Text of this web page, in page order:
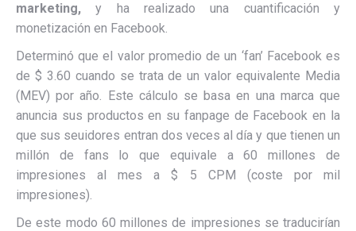
marketing, y ha realizado una cuantificación y
monetización en Facebook.
Determinó que el valor promedio de un ‘fan’ Facebook es
de $ 3.60 cuando se trata de un valor equivalente Media
(MEV) por año. Este cálculo se basa en una marca que
anuncia sus productos en su fanpage de Facebook en la
que sus seuidores entran dos veces al día y que tienen un
millón de fans lo que equivale a 60 millones de
impresiones al mes a $ 5 CPM (coste por mil
impresiones).
De este modo 60 millones de impresiones se traducirían